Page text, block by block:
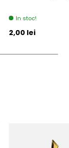
In stoc!
Pret initial
2,00 lei